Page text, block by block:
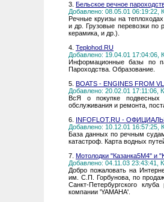
3. Бельское речное
Добавлено: 08.05.01 06:19:22,
Речные круизы на
и др. Грузовые перевозки по
керамика, и др.).
4. Teplohod.RU
Добавлено: 19.04.01 17:04:06,
Информационные базы по
Пароходства. Образование.
5. BOATS - ENGINES FROM
Добавлено: 20.02.01 17:11:06,
ВсЯ о покупке подвесных
обслуживания и ремонта,
6. INFOFLOT.RU -
Добавлено: 10.12.01 16:57:25,
База данных по речным
катастроф. Карта водных
7. Мотолодки "Казанка5М4" и
Добавлено: 04.11.03 23:43:41,
Добро пожаловать на
им. С.П. Горбунова, по
Санкт-Петербургского
компании 'YAMAHA'.